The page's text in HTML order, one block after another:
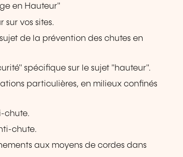
en Hauteur"
sur vos sites.
de la prévention des chutes en
spécifique sur le sujet "hauteur".
particulières, en milieux confinés
chute.
chute.
aux moyens de cordes dans